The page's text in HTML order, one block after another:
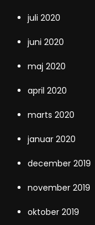
juli 2020
juni 2020
maj 2020
april 2020
marts 2020
januar 2020
december 2019
november 2019
oktober 2019